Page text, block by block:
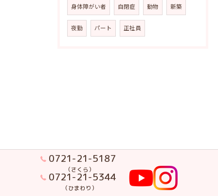
身体障がい者 自閉症 動物 新築
夜勤 パート 正社員
0721-21-5187
（さくら）
0721-21-5344
（ひまわり）